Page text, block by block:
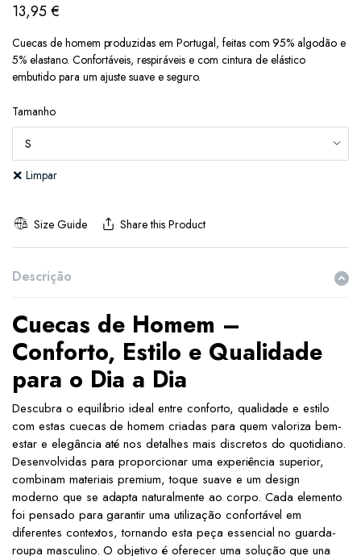
13,95€
Cuecas de homem produzidas em Portugal, feitas com 95% algodão e
5% elastano. Confortáveis, respiráveis e com cintura de elástico
embutido para um ajuste suave e seguro.
Tamanho
Limpar
Size Guide Share this Product
Descrição
Cuecas de Homem –
Conforto, Estilo e Qualidade
para o Dia a Dia
Descubra o equilíbrio ideal entre conforto, qualidade e estilo
com estas cuecas de homem criadas para quem valoriza bem-
estar e elegância até nos detalhes mais discretos do quotidiano.
Desenvolvidas para proporcionar uma experiência superior,
combinam materiais premium, toque suave e um design
moderno que se adapta naturalmente ao corpo. Cada elemento
foi pensado para garantir uma utilização confortável em
diferentes contextos, tornando esta peça essencial no guarda-
roupa masculino. O objetivo é oferecer uma solução que una